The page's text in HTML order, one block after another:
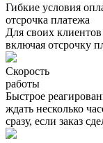
Гибкие условия
отсрочка платежа
Для своих
включая отсрочку
Скорость
работы
Быстрое
ждать несколько
сразу, если заказ